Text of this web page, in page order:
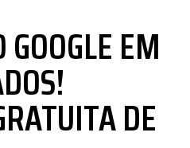
EM
DE